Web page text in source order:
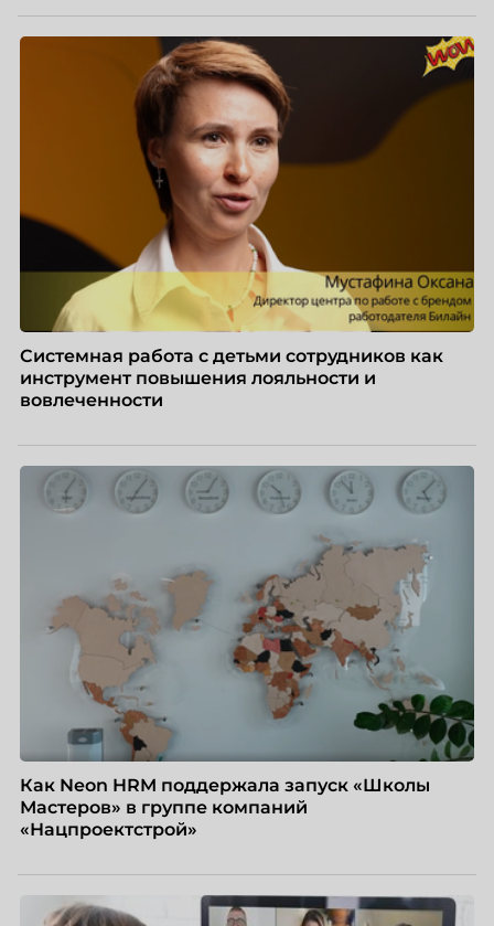
Системная работа с детьми сотрудников как
инструмент повышения лояльности и
вовлеченности
Как Neon HRM поддержала запуск «Школы
Мастеров» в группе компаний
«Нацпроектстрой»